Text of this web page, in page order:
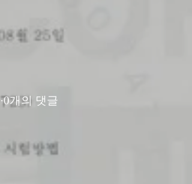
·0개의 댓글